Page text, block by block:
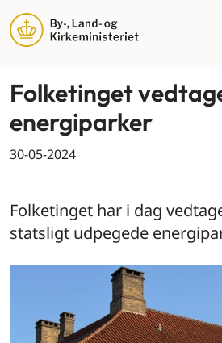
Folketinget
energiparker
30-05-2024
Folketinget har i dag
statsligt udpegede